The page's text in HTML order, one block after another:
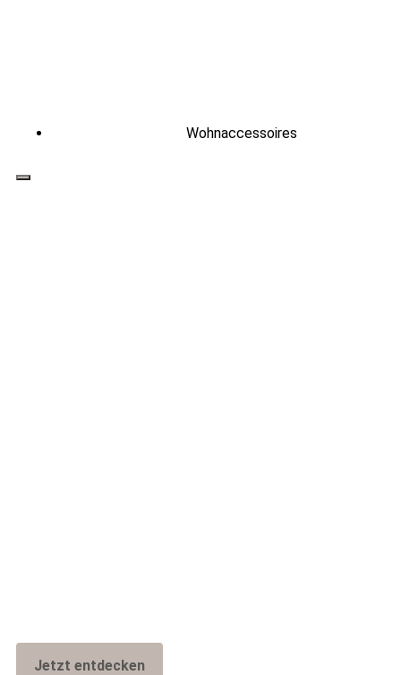
Wohnaccessoires
Jetzt entdecken